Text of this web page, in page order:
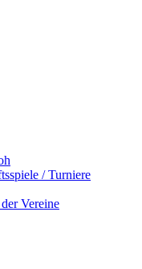
/ Turniere
Vereine